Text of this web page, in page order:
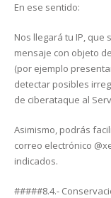
En ese sentido:
Nos llegará tu IP,
mensaje con objeto
(por ejemplo
detectar posibles
de ciberataque al
Asimismo, podrás
correo electrónico
indicados.
#####8.4.-